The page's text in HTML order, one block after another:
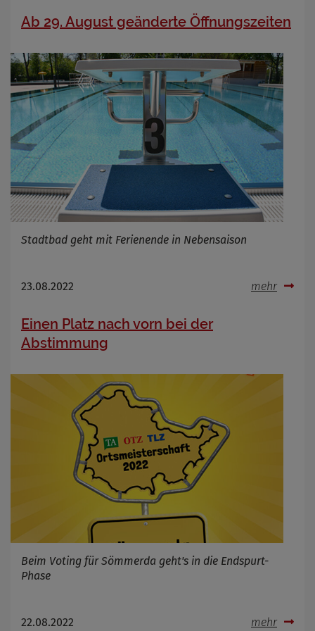
Ab 29. August geänderte Öffnungszeiten
Stadtbad geht mit Ferienende in Nebensaison
23.08.2022 mehr
Einen Platz nach vorn bei der
Abstimmung
Beim Voting für Sömmerda geht's in die Endspurt-
Phase
22.08.2022 mehr
Cookie Name
Infos schließen